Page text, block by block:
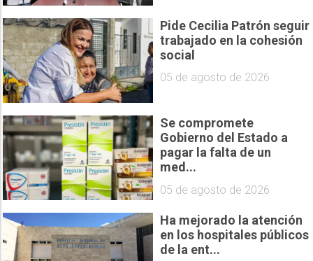
Pide Cecilia Patrón seguir
trabajado en la cohesión
social
05 de agosto de 2026
Se compromete
Gobierno del Estado a
pagar la falta de un
med...
05 de agosto de 2026
Ha mejorado la atención
en los hospitales públicos
de la ent...